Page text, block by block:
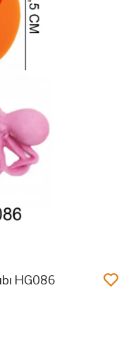
HG086